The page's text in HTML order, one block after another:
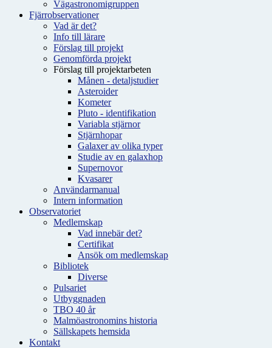
Vägastronomigruppen
Fjärrobservationer
Vad är det?
Info till lärare
Förslag till projekt
Genomförda projekt
Förslag till projektarbeten
Månen - detaljstudier
Asteroider
Kometer
Pluto - identifikation
Variabla stjärnor
Stjärnhopar
Galaxer av olika typer
Studie av en galaxhop
Supernovor
Kvasarer
Användarmanual
Intern information
Observatoriet
Medlemskap
Vad innebär det?
Certifikat
Ansök om medlemskap
Bibliotek
Diverse
Pulsariet
Utbyggnaden
TBO 40 år
Malmöastronomins historia
Sällskapets hemsida
Kontakt